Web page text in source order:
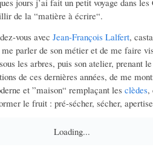
jours j’ai fait un petit voyage dans les
de la “matière à écrire“.
vous avec Jean-François Lalfert,
me parler de son métier et de me faire
les arbres, puis son atelier, prenant
de ces dernières années, de me
et ”maison“ remplaçant les clèdes,
le fruit : pré-sécher, sécher,
Loading...